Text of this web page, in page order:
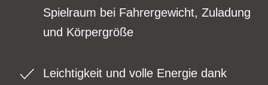
Spielraum bei Fahrergewicht, Zuladung
und Körpergröße
Leichtigkeit und volle Energie dank